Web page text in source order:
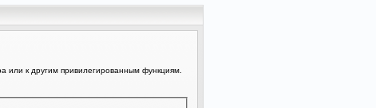
или к другим привилегированным функциям.